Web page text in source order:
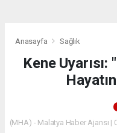
Anasayfa Sağlık
Kene
(MHA) - Malatya Haber Ajansı |